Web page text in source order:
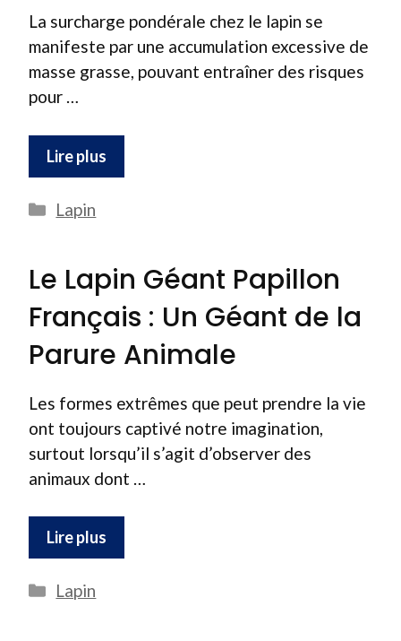
La surcharge pondérale chez le lapin se
manifeste par une accumulation excessive de
masse grasse, pouvant entraîner des risques
pour …
Lire plus
Catégories
Lapin
Le Lapin Géant Papillon
Français : Un Géant de la
Parure Animale
Les formes extrêmes que peut prendre la vie
ont toujours captivé notre imagination,
surtout lorsqu’il s’agit d’observer des
animaux dont …
Lire plus
Catégories
Lapin